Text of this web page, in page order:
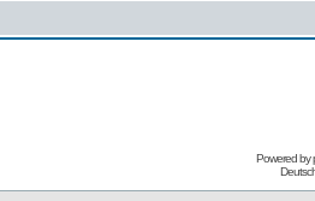
Powered by